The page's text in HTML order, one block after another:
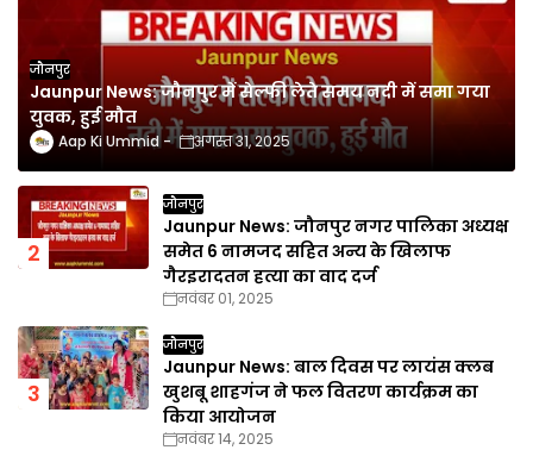
जौनपुर
Jaunpur News: जौनपुर में सेल्फी लेते समय नदी में समा गया
युवक, हुई मौत
Aap Ki Ummid अगस्त 31, 2025
जौनपुर
Jaunpur News: जौनपुर नगर पालिका अध्यक्ष
समेत 6 नामजद सहित अन्य के खिलाफ
गैरइरादतन हत्या का वाद दर्ज
नवंबर 01, 2025
जौनपुर
Jaunpur News: बाल दिवस पर लायंस क्लब
खुशबू शाहगंज ने फल वितरण कार्यक्रम का
किया आयोजन
नवंबर 14, 2025